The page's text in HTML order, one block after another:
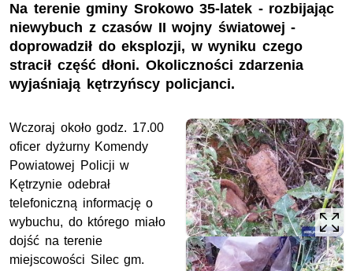
Na terenie gminy Srokowo 35-latek - rozbijając
niewybuch z czasów II wojny światowej -
doprowadził do eksplozji, w wyniku czego
stracił część dłoni. Okoliczności zdarzenia
wyjaśniają kętrzyńscy policjanci.
Wczoraj około godz. 17.00
oficer dyżurny Komendy
Powiatowej Policji w
Kętrzynie odebrał
telefoniczną informację o
wybuchu, do którego miało
dojść na terenie
miejscowości Silec gm.